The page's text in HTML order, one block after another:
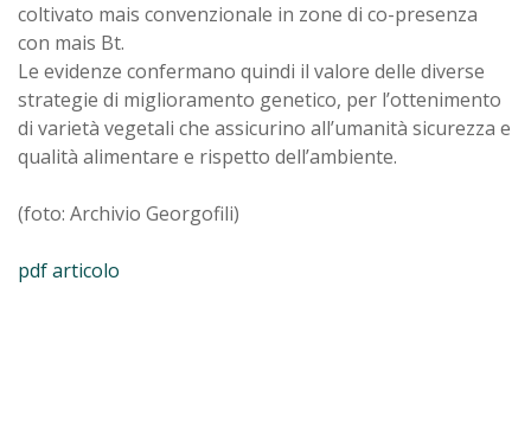
coltivato mais convenzionale in zone di co-presenza
con mais Bt.
Le evidenze confermano quindi il valore delle diverse
strategie di miglioramento genetico, per l’ottenimento
di varietà vegetali che assicurino all’umanità sicurezza e
qualità alimentare e rispetto dell’ambiente.
(foto: Archivio Georgofili)
pdf articolo